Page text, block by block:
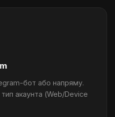
бот або напряму.
тип акаунта (Web/Device